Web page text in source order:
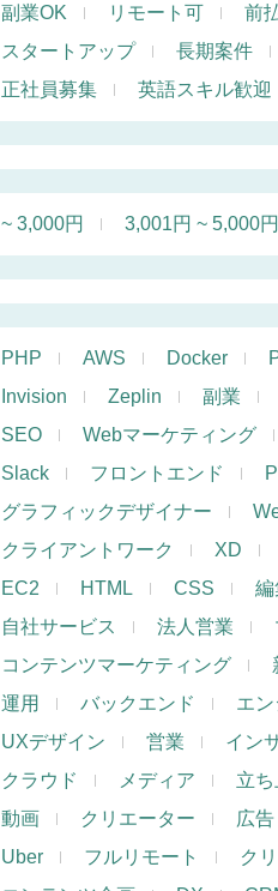
副業OK リモート可 前
スタートアップ
長期案件
正社員募集
英語スキル歓迎
~ 3,000円 3,001円 ~ 5,000円
PHP AWS Docker
Invision
Zeplin 副業
SEO
Webマーケティング
Slack
フロントエンド
グラフィックデザイナー
クライアントワーク
XD
EC2
HTML CSS 編
自社サービス
法人営業
コンテンツマーケティング
運用
バックエンド エ
UXデザイン
営業 イン
クラウド
メディア 立
動画
クリエーター 広告
Uber
フルリモート ク